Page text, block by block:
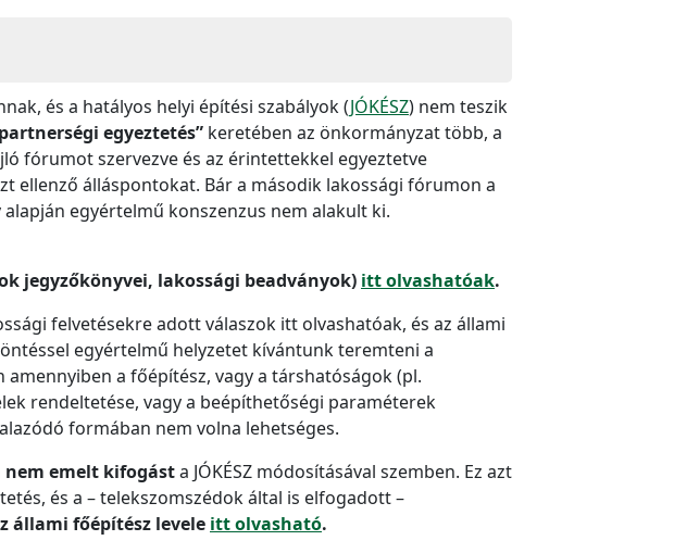
és a hatályos helyi építési szabályok (JÓKÉSZ) nem teszik
partnerségi egyeztetés” keretében az önkormányzat több, a
fórumot szervezve és az érintettekkel egyeztetve
ellenző álláspontokat. Bár a második lakossági fórumon a
egyértelmű konszenzus nem alakult ki.
jegyzőkönyvei, lakossági beadványok) itt olvashatóak.
felvetésekre adott válaszok itt olvashatóak, és az állami
egyértelmű helyzetet kívántunk teremteni a
a főépítész, vagy a társhatóságok (pl.
rendeltetése, vagy a beépíthetőségi paraméterek
formában nem volna lehetséges.
nem emelt kifogásta JÓKÉSZ módosításával szemben. Ez azt
és a – telekszomszédok által is elfogadott –
állami főépítész levele itt olvasható.